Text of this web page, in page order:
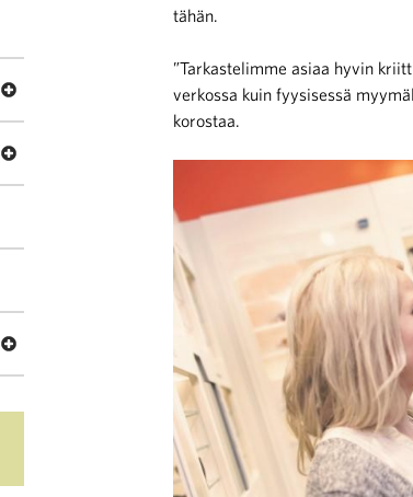
tähän.
”Tarkastelimme asiaa hyvin
verkossa kuin fyysisessä
korostaa.
Avaa valikko Tarinoita kaupan alalta
Avaa valikko Ajankohtaista Kaupan liitossa
Avaa valikko Seuraa toimintaamme